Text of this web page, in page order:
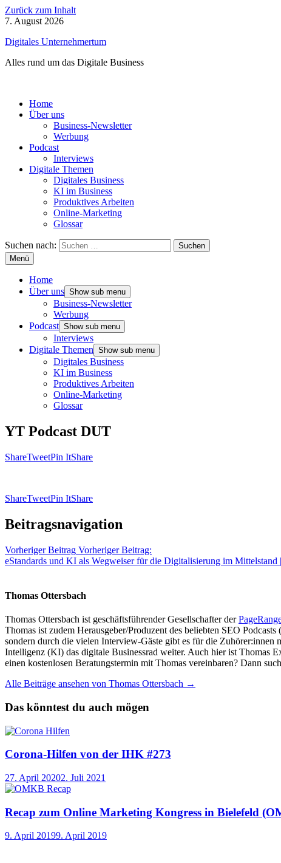
Zurück zum Inhalt
7. August 2026
Digitales Unternehmertum
Alles rund um das Digitale Business
Home
Über uns
Business-Newsletter
Werbung
Podcast
Interviews
Digitale Themen
Digitales Business
KI im Business
Produktives Arbeiten
Online-Marketing
Glossar
Suchen nach:
Menü
Home
Über uns Show sub menu
Business-Newsletter
Werbung
Podcast Show sub menu
Interviews
Digitale Themen Show sub menu
Digitales Business
KI im Business
Produktives Arbeiten
Online-Marketing
Glossar
YT Podcast DUT
ShareTweetPin ItShare
ShareTweetPin ItShare
Beitragsnavigation
Vorheriger Beitrag Vorheriger Beitrag:
eStandards und KI als Wegweiser für die Digitalisierung im
Thomas Ottersbach
Thomas Ottersbach ist geschäftsführender Gesellschafter der
Thomas ist zudem Herausgeber/Produzent des beliebten SEO Podcasts (
sondern durch die vielen Interview-Gäste gibt es für die Zuhörer:innen
Intelligenz (KI) das digitale Businessrad weiter. Auch hier ist Thomas
einen kostenlosen Beratungstermin mit Thomas vereinbaren? Dann
Alle Beiträge ansehen von Thomas Ottersbach →
Das könntest du auch mögen
Corona-Hilfen von der IHK #273
27. April 20202. Juli 2021
Recap zum Online Marketing Kongress in Bielefeld
9. April 20199. April 2019